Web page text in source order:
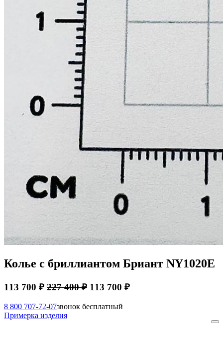
Колье с бриллиантом Бриант NY1020E
113 700 ₽ 227 400 ₽ 113 700 ₽
8 800 707-72-07звонок бесплатный
Примерка изделия